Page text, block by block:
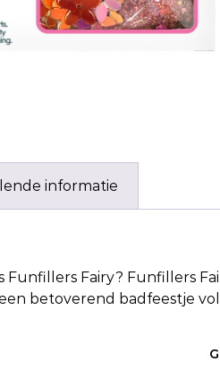
informatie
Funfillers Fairy? Funfillers
betoverend badfeestje vol